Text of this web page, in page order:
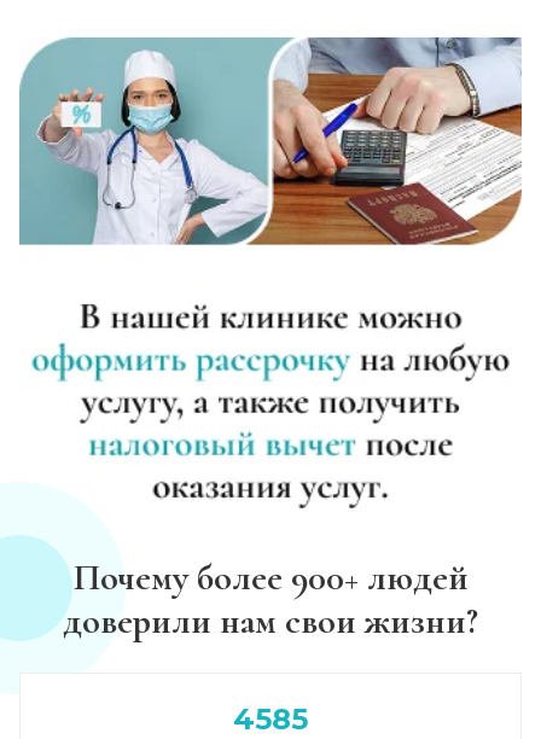
Диагностика алкоголизма
от 750 ₽ Записаться
Лечение похмелья
от 1 100 ₽ Записаться
от 1 450 ₽ Записаться
Прокапаться от алкоголя
от 1 450 ₽ Записаться
Круглосуточный вывод из запоя
Круглосуточный вывод из запоя
от 2 500 ₽ Записаться
Почему более 900+ людей
доверили нам свои жизни?
4585